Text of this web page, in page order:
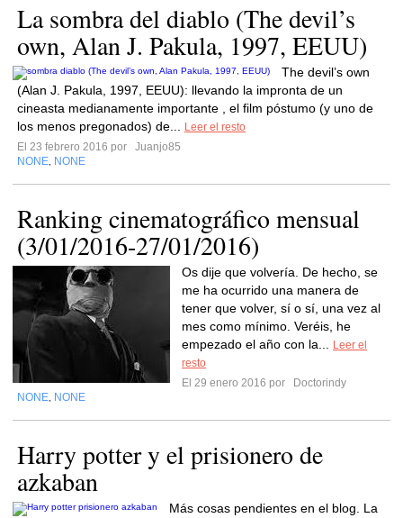
La sombra del diablo (The devil’s
own, Alan J. Pakula, 1997, EEUU)
The devil’s own
(Alan J. Pakula, 1997, EEUU): llevando la impronta de un
cineasta medianamente importante , el film póstumo (y uno de
los menos pregonados) de...
Leer el resto
El 23 febrero 2016 por
Juanjo85
NONE NONE
Ranking cinematográfico mensual
(3/01/2016-27/01/2016)
Os dije que volvería. De hecho, se
me ha ocurrido una manera de
tener que volver, sí o sí, una vez al
mes como mínimo. Veréis, he
empezado el año con la...
Leer el
resto
El 29 enero 2016 por
Doctorindy
NONE NONE
Harry potter y el prisionero de
azkaban
Más cosas pendientes en el blog. La